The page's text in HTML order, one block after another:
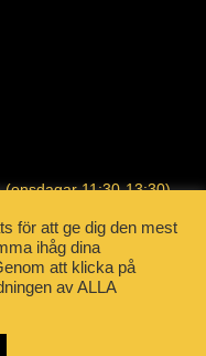
(onsdagar 11:30-13:30)
för att ge dig den mest
ihåg dina
att klicka på
av ALLA